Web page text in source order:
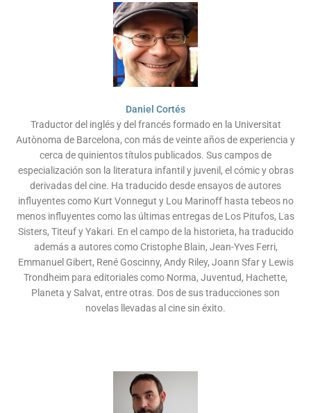
Daniel Cortés
Traductor del inglés y del francés formado en la Universitat
Autònoma de Barcelona, con más de veinte años de experiencia y
cerca de quinientos títulos publicados. Sus campos de
especialización son la literatura infantil y juvenil, el cómic y obras
derivadas del cine. Ha traducido desde ensayos de autores
influyentes como Kurt Vonnegut y Lou Marinoff hasta tebeos no
menos influyentes como las últimas entregas de Los Pitufos, Las
Sisters, Titeuf y Yakari. En el campo de la historieta, ha traducido
además a autores como Cristophe Blain, Jean-Yves Ferri,
Emmanuel Gibert, René Goscinny, Andy Riley, Joann Sfar y Lewis
Trondheim para editoriales como Norma, Juventud, Hachette,
Planeta y Salvat, entre otras. Dos de sus traducciones son
novelas llevadas al cine sin éxito.